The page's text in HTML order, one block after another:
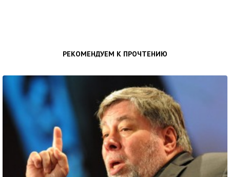
РЕКОМЕНДУЕМ К ПРОЧТЕНИЮ